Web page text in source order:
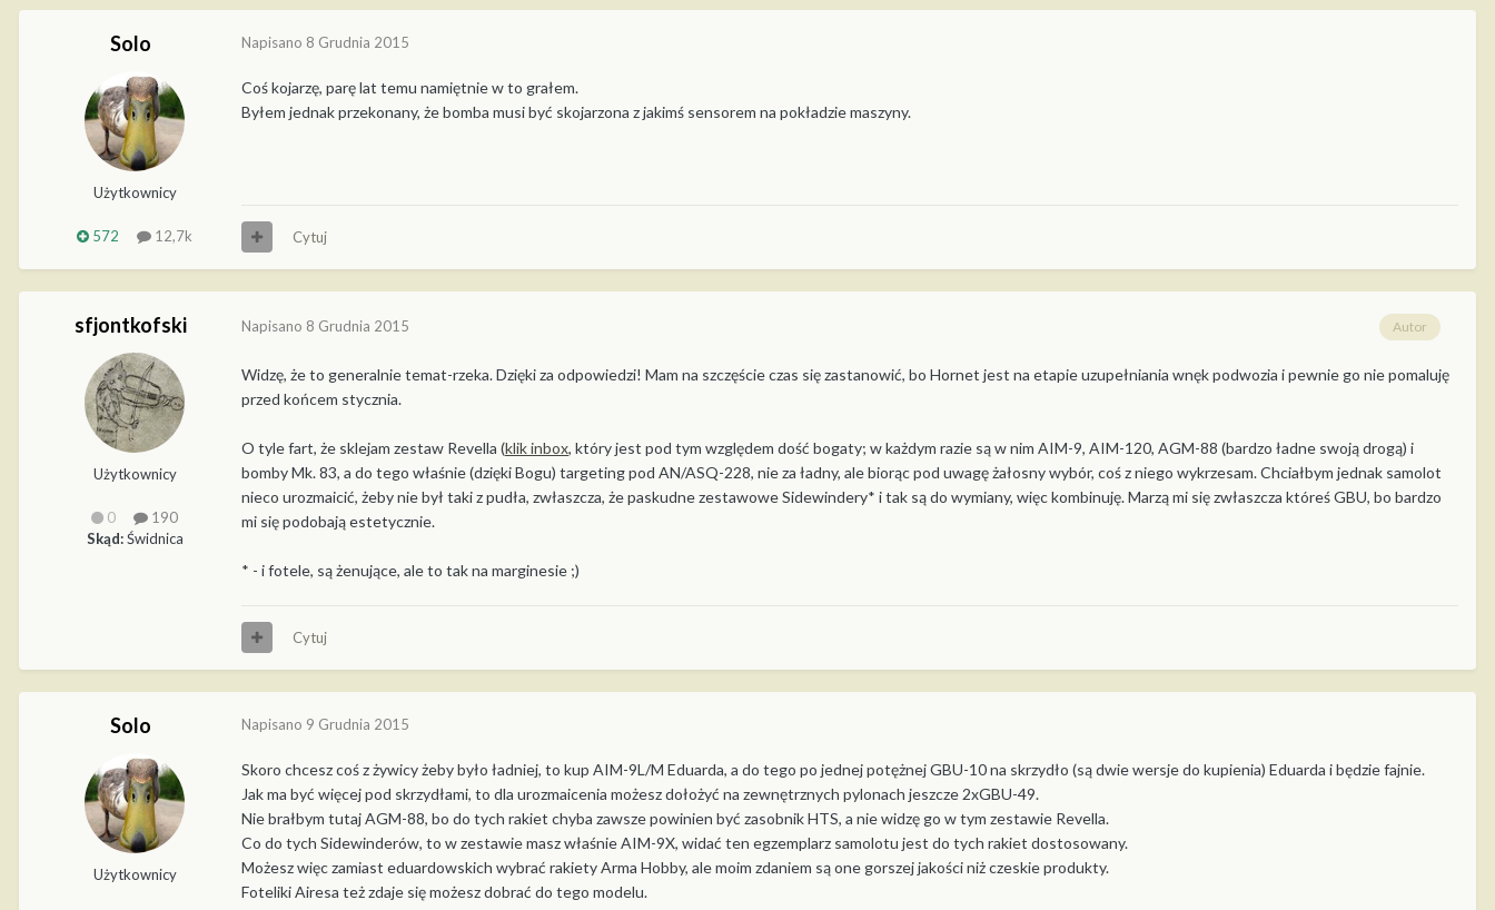
Solo
Użytkownicy
572 12,7k
Napisano 8 Grudnia 2015
Coś kojarzę, parę lat temu namiętnie w to grałem.
Byłem jednak przekonany, że bomba musi być skojarzona z jakimś sensorem na pokładzie maszyny.
Cytuj
sfjontkofski
Użytkownicy
0
190
Skąd:Świdnica
Autor
Napisano 8 Grudnia 2015
Widzę, że to generalnie temat-rzeka. Dzięki za odpowiedzi! Mam na szczęście czas się zastanowić, bo Hornet jest na etapie uzupełniania wnęk podwozia i pewnie go nie pomaluję
przed końcem stycznia.
O tyle fart, że sklejam zestaw Revella (klik inbox, który jest pod tym względem dość bogaty; w każdym razie są w nim AIM-9, AIM-120, AGM-88 (bardzo ładne swoją drogą) i
bomby Mk. 83, a do tego właśnie (dzięki Bogu) targeting pod AN/ASQ-228, nie za ładny, ale biorąc pod uwagę żałosny wybór, coś z niego wykrzesam. Chciałbym jednak samolot
nieco urozmaicić, żeby nie był taki z pudła, zwłaszcza, że paskudne zestawowe Sidewindery* i tak są do wymiany, więc kombinuję. Marzą mi się zwłaszcza któreś GBU, bo bardzo
mi się podobają estetycznie.
* - i fotele, są żenujące, ale to tak na marginesie ;)
Cytuj
Solo
Użytkownicy
Napisano 9 Grudnia 2015
Skoro chcesz coś z żywicy żeby było ładniej, to kup AIM-9L/M Eduarda, a do tego po jednej potężnej GBU-10 na skrzydło (są dwie wersje do kupienia) Eduarda i będzie fajnie.
Jak ma być więcej pod skrzydłami, to dla urozmaicenia możesz dołożyć na zewnętrznych pylonach jeszcze 2xGBU-49.
Nie brałbym tutaj AGM-88, bo do tych rakiet chyba zawsze powinien być zasobnik HTS, a nie widzę go w tym zestawie Revella.
Co do tych Sidewinderów, to w zestawie masz właśnie AIM-9X, widać ten egzemplarz samolotu jest do tych rakiet dostosowany.
Możesz więc zamiast eduardowskich wybrać rakiety Arma Hobby, ale moim zdaniem są one gorszej jakości niż czeskie produkty.
Foteliki Airesa też zdaje się możesz dobrać do tego modelu.